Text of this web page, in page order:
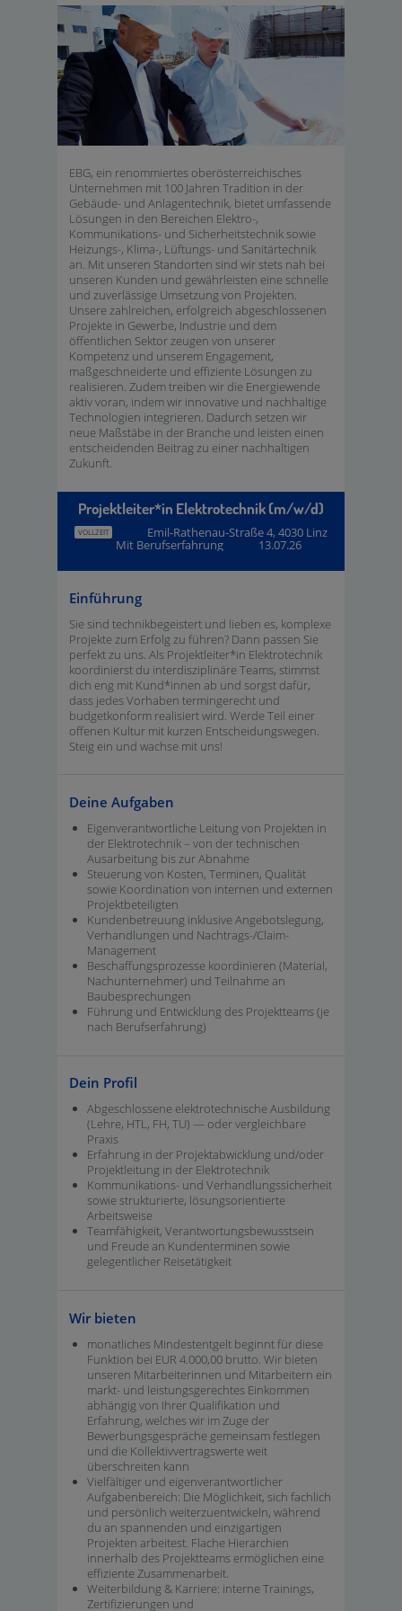
EBG, ein renommiertes oberösterreichisches
Unternehmen mit 100 Jahren Tradition in der
Gebäude- und Anlagentechnik, bietet umfassende
Lösungen in den Bereichen Elektro-,
Kommunikations- und Sicherheitstechnik sowie
Heizungs-, Klima-, Lüftungs- und Sanitärtechnik
an. Mit unseren Standorten sind wir stets nah bei
unseren Kunden und gewährleisten eine schnelle
und zuverlässige Umsetzung von Projekten.
Unsere zahlreichen, erfolgreich abgeschlossenen
Projekte in Gewerbe, Industrie und dem
öffentlichen Sektor zeugen von unserer
Kompetenz und unserem Engagement,
maßgeschneiderte und effiziente Lösungen zu
realisieren. Zudem treiben wir die Energiewende
aktiv voran, indem wir innovative und nachhaltige
Technologien integrieren. Dadurch setzen wir
neue Maßstäbe in der Branche und leisten einen
entscheidenden Beitrag zu einer nachhaltigen
Zukunft.
Projektleiter*in Elektrotechnik (m/w/d)
VOLLZEIT Emil-Rathenau-Straße 4, 4030 Linz
Mit Berufserfahrung 13.07.26
Einführung
Sie sind technikbegeistert und lieben es, komplexe
Projekte zum Erfolg zu führen? Dann passen Sie
perfekt zu uns. Als Projektleiter*in Elektrotechnik
koordinierst du interdisziplinäre Teams, stimmst
dich eng mit Kund*innen ab und sorgst dafür,
dass jedes Vorhaben termingerecht und
budgetkonform realisiert wird. Werde Teil einer
offenen Kultur mit kurzen Entscheidungswegen.
Steig ein und wachse mit uns!
Deine Aufgaben
Eigenverantwortliche Leitung von Projekten in
der Elektrotechnik – von der technischen
Ausarbeitung bis zur Abnahme
Steuerung von Kosten, Terminen, Qualität
sowie Koordination von internen und externen
Projektbeteiligten
Kundenbetreuung inklusive Angebotslegung,
Verhandlungen und Nachtrags-/Claim-
Management
Beschaffungsprozesse koordinieren (Material,
Nachunternehmer) und Teilnahme an
Baubesprechungen
Führung und Entwicklung des Projektteams (je
nach Berufserfahrung)
Dein Profil
Abgeschlossene elektrotechnische Ausbildung
(Lehre, HTL, FH, TU) — oder vergleichbare
Praxis
Erfahrung in der Projektabwicklung und/oder
Projektleitung in der Elektrotechnik
Kommunikations- und Verhandlungssicherheit
sowie strukturierte, lösungsorientierte
Arbeitsweise
Teamfähigkeit, Verantwortungsbewusstsein
und Freude an Kundenterminen sowie
gelegentlicher Reisetätigkeit
Wir bieten
monatliches Mindestentgelt beginnt für diese
Funktion bei EUR 4.000,00 brutto. Wir bieten
unseren Mitarbeiterinnen und Mitarbeitern ein
markt- und leistungsgerechtes Einkommen
abhängig von Ihrer Qualifikation und
Erfahrung, welches wir im Zuge der
Bewerbungsgespräche gemeinsam festlegen
und die Kollektivvertragswerte weit
überschreiten kann
Vielfältiger und eigenverantwortlicher
Aufgabenbereich: Die Möglichkeit, sich fachlich
und persönlich weiterzuentwickeln, während
du an spannenden und einzigartigen
Projekten arbeitest. Flache Hierarchien
innerhalb des Projektteams ermöglichen eine
effiziente Zusammenarbeit.
Weiterbildung & Karriere: interne Trainings,
Zertifizierungen und